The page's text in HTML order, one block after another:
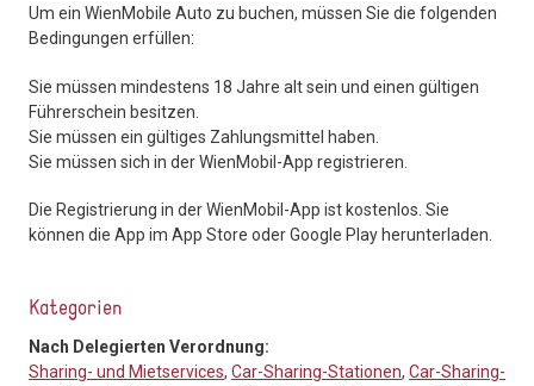
Um ein WienMobile Auto zu buchen, müssen Sie die folgenden
Bedingungen erfüllen:
Sie müssen mindestens 18 Jahre alt sein und einen gültigen
Führerschein besitzen.
Sie müssen ein gültiges Zahlungsmittel haben.
Sie müssen sich in der WienMobil-App registrieren.
Die Registrierung in der WienMobil-App ist kostenlos. Sie
können die App im App Store oder Google Play herunterladen.
Kategorien
Nach Delegierten Verordnung:
Sharing- und Mietservices, Car-Sharing-Stationen, Car-Sharing-